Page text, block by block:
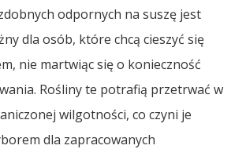
odpornych na suszę jest
dla osób, które chcą cieszyć się
nie martwiąc się o konieczność
Rośliny te potrafią przetrwać w
wilgotności, co czyni je
dla zapracowanych